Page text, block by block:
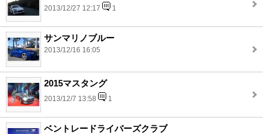
2013/12/27 12:17 1
サンマリノブルー
2013/12/16 16:05
2015マスタング
2013/12/7 13:58 1
ベントレードライバーズクラブ